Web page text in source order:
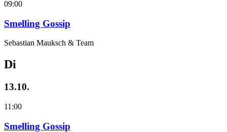
09:00
Smelling Gossip
Sebastian Mauksch & Team
Di
13.10.
11:00
Smelling Gossip